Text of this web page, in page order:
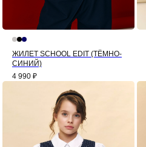
ЖИЛЕТ SCHOOL EDIT (ТЁМНО-
СИНИЙ)
4 990 ₽